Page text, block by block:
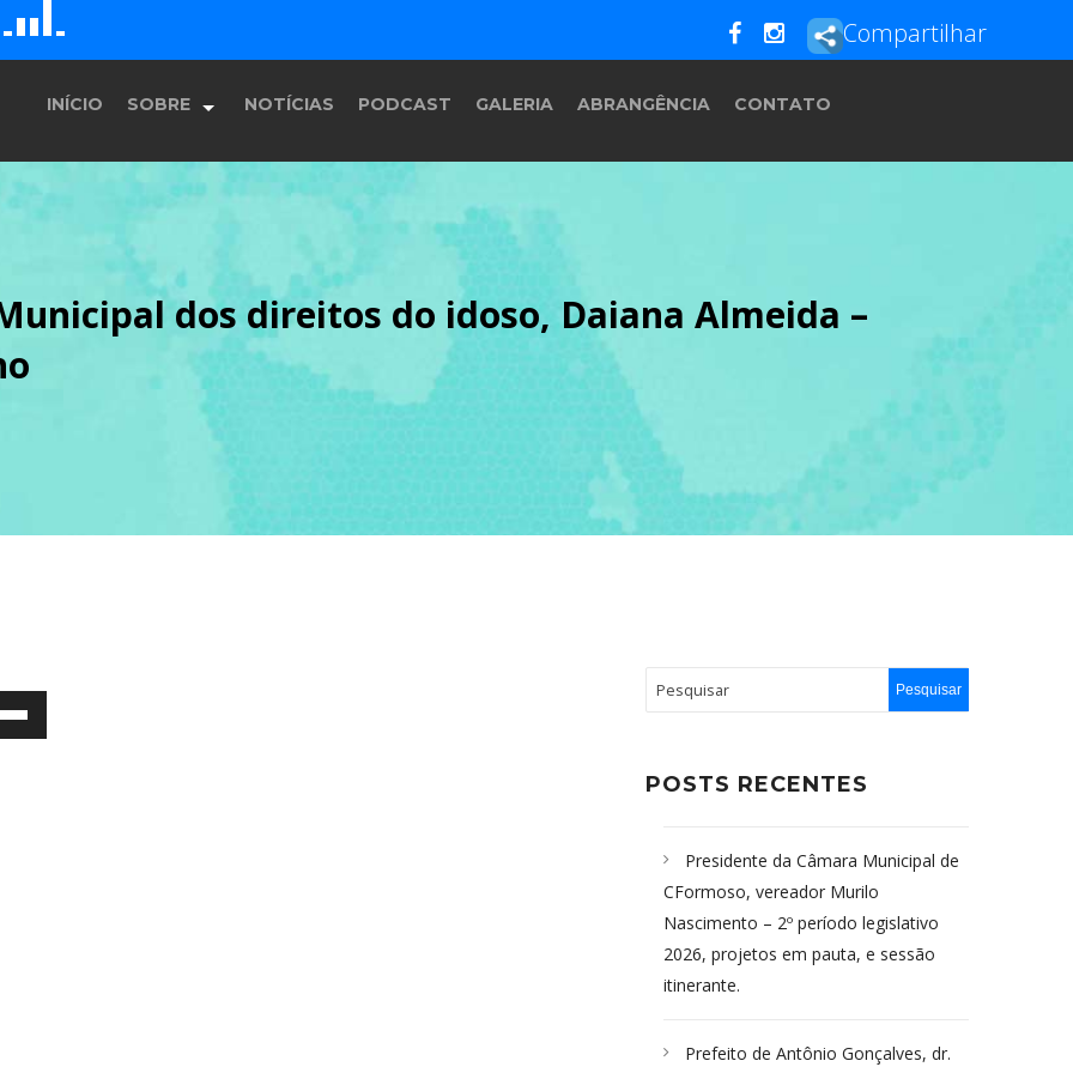
DE F H Compartilhar
INÍCIO SOBRE
História
Equipe
Programação
NOTÍCIAS PODCAST GALERIA ABRANGÊNCIA CONTATO
dos direitos do idoso, Daiana Almeida –
POSTS RECENTES
Presidente da Câmara Municipal de
CFormoso, vereador Murilo
Nascimento – 2º período legislativo
2026, projetos em pauta, e sessão
itinerante.
Prefeito de Antônio Gonçalves, dr.